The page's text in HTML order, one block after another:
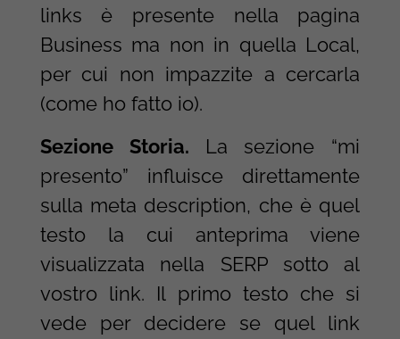
links è presente nella pagina
Business ma non in quella Local,
per cui non impazzite a cercarla
(come ho fatto io).
Sezione Storia. La sezione “mi
presento” influisce direttamente
sulla meta description, che è quel
testo la cui anteprima viene
visualizzata nella SERP sotto al
vostro link. Il primo testo che si
vede per decidere se quel link